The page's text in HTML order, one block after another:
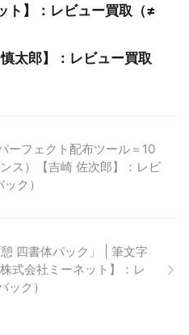
ト】：レビュー買取（≠
太郎】：レビュー買取
ーフェクト配布ツール＝10
ス）【吉崎 佐次郎】：レビ
ク）
四書体パック」 | 筆文字
式会社ミーネット】：レ
ック）